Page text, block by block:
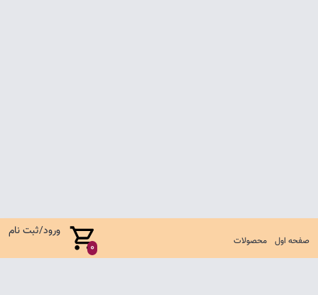
صفحه اول محصولات 0
ورود/ثبت نام